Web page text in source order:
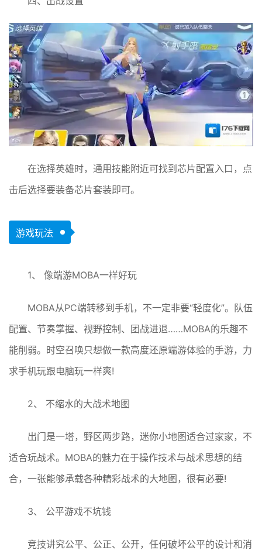
在选择英雄时，通用技能附近可找到芯片配置入口，点
击后选择要装备芯片套装即可。
游戏玩法
1、 像端游MOBA一样好玩
MOBA从PC端转移到手机，不一定非要“轻度化”。队伍
配置、节奏掌握、视野控制、团战进退……MOBA的乐趣不
能削弱。时空召唤只想做一款高度还原端游体验的手游，力
求手机玩跟电脑玩一样爽!
2、 不缩水的大战术地图
出门是一塔，野区两步路，迷你小地图适合过家家，不
适合玩战术。MOBA的魅力在于操作技术与战术思想的结
合，一张能够承载各种精彩战术的大地图，很有必要!
3、 公平游戏不坑钱
竞技讲究公平、公正、公开，任何破坏公平的设计和消